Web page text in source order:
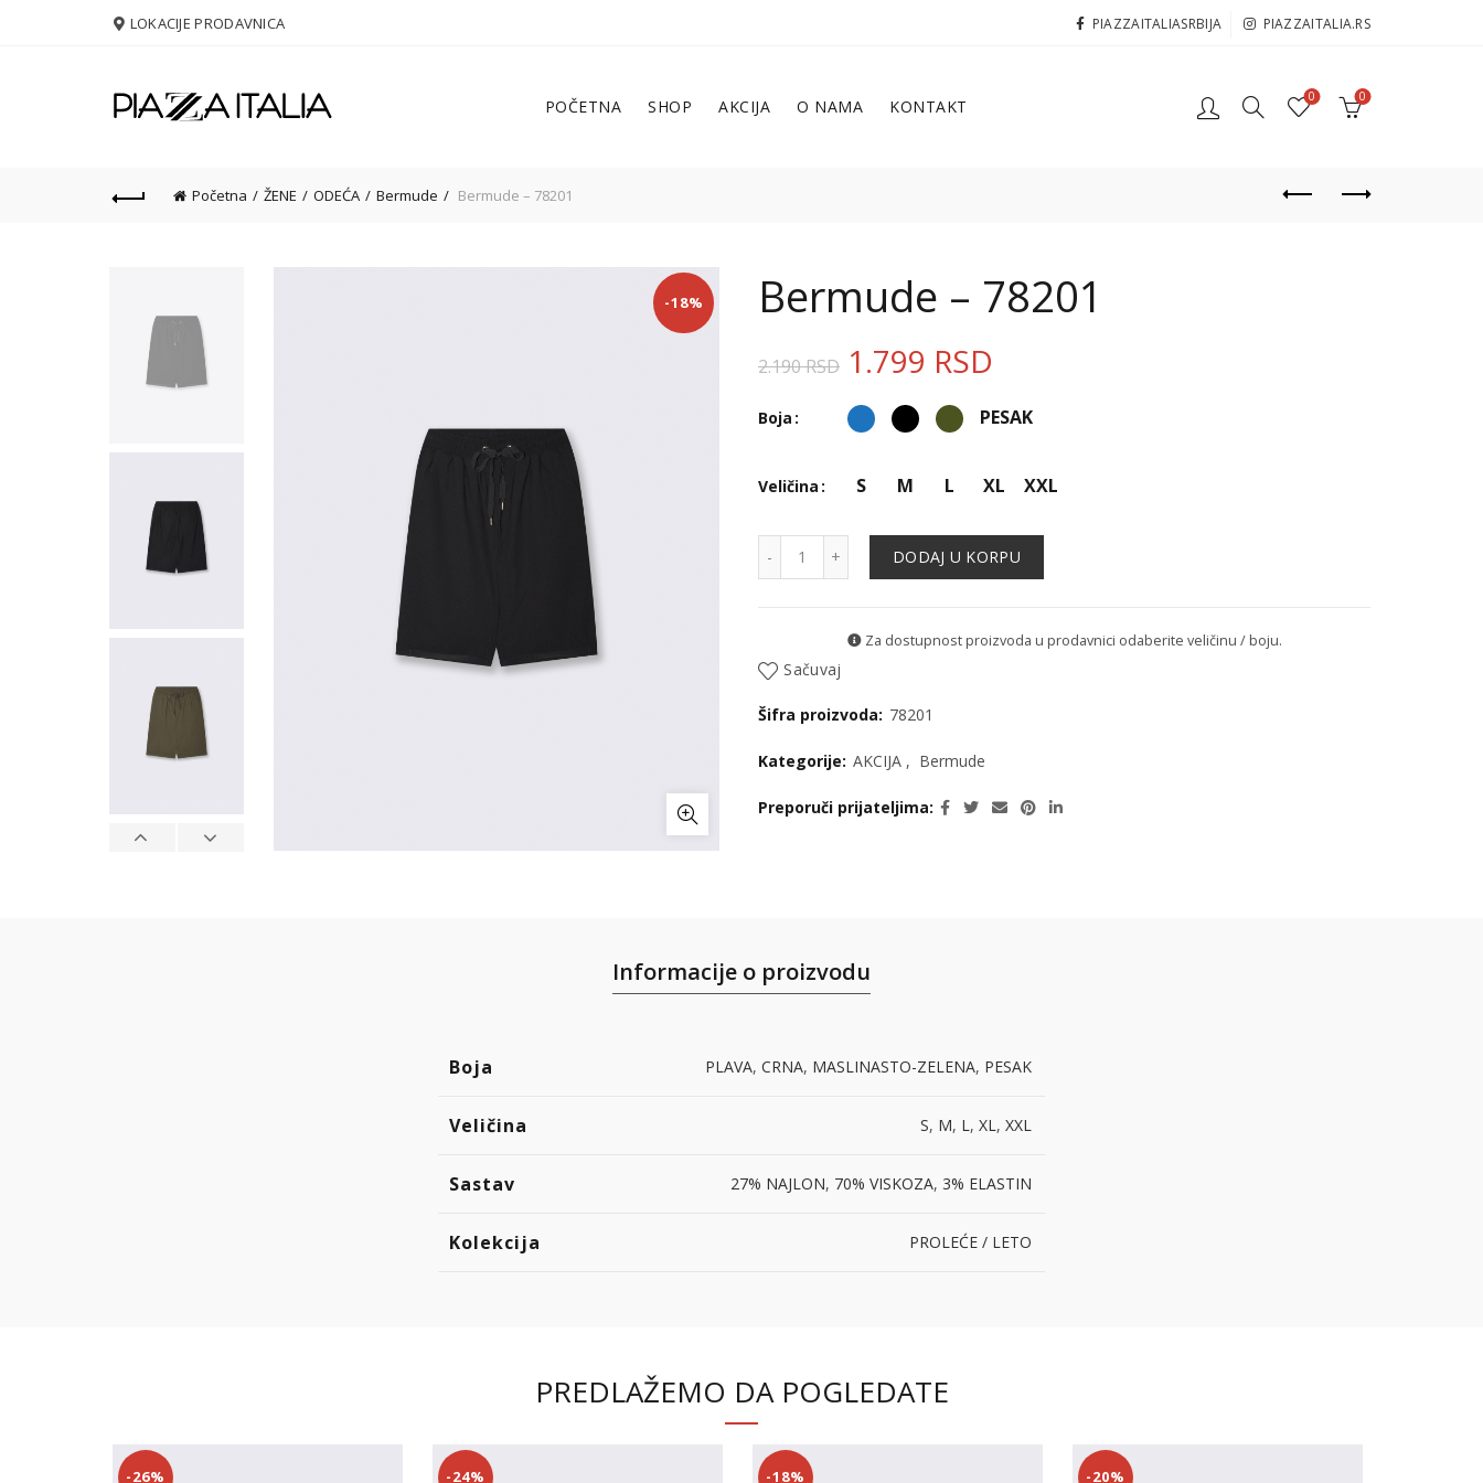
LOKACIJE PRODAVNICA PIAZZAITALIASRBIJA PIAZZAITALIA.RS
POČETNA SHOP AKCIJA O NAMA KONTAKT 0 0
Početna ŽENE ODEĆA Bermude Bermude – 78201
-18% Bermude – 78201
2.190RSD 1.799 RSD
Boja PESAK
Veličina S M L XL XXL
DODAJ U KORPU
Za dostupnost proizvoda u prodavnici odaberite veličinu / boju.
Sačuvaj
Šifra proizvoda: 78201
Kategorije: AKCIJA , Bermude
Preporuči prijateljima
Informacije o proizvodu
Boja PLAVA, CRNA, MASLINASTO-ZELENA, PESAK
Veličina S, M, L , XL , XXL
Sastav 27% NAJLON, 70% VISKOZA, 3% ELASTIN
Kolekcija PROLEĆE / LETO
PREDLAŽEMO DA POGLEDATE
-26% -24% -18% -20%